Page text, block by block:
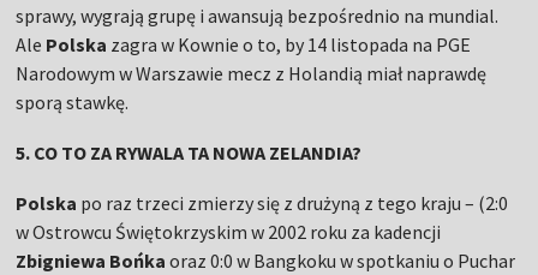
sprawy, wygrają grupę i awansują bezpośrednio na mundial.
Ale Polska zagra w Kownie o to, by 14 listopada na PGE
Narodowym w Warszawie mecz z Holandią miał naprawdę
sporą stawkę.
5. CO TO ZA RYWALA TA NOWA ZELANDIA?
Polska po raz trzeci zmierzy się z drużyną z tego kraju – (2:0
w Ostrowcu Świętokrzyskim w 2002 roku za kadencji
Zbigniewa Bońka oraz 0:0 w Bangkoku w spotkaniu o Puchar